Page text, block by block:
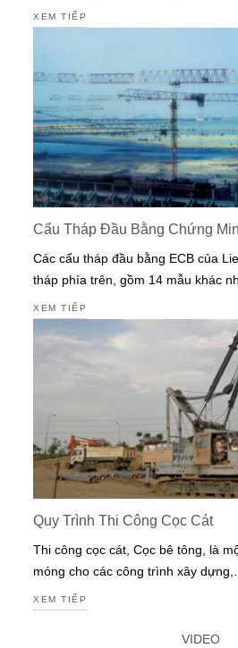
XEM TIẾP
Cẩu Tháp Đầu Bằng Chứng
Các cẩu tháp đầu bằng ECB của
tháp phía trên, gồm 14 mẫu khác
XEM TIẾP
Quy Trình Thi Công Cọc Cát
Thi công cọc cát, Cọc bê tông, là
móng cho các công trình xây
XEM TIẾP
VIDEO